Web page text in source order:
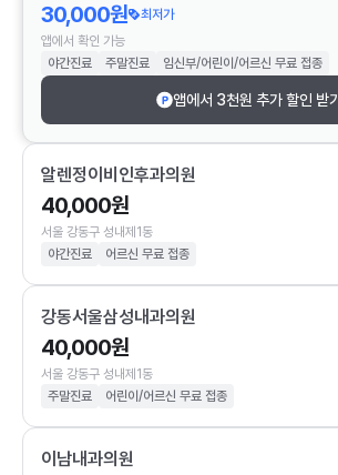
30,000원
최저가
앱에서 확인 가능
야간진료
주말진료 임신부/어린이/어르신 무료 접종
앱에서 3천원 추가 할인 받기
알렌정이비인후과의원
40,000원
서울 강동구 성내제1동
야간진료
어르신 무료 접종
강동서울삼성내과의원
40,000원
서울 강동구 성내제1동
주말진료
어린이/어르신 무료 접종
이남내과의원